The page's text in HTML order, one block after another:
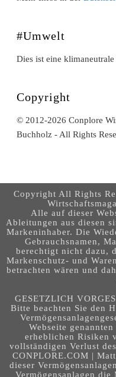
#Umwelt
Dies ist eine klimaneutrale
Copyright
© 2012-2026 Conplore
Buchholz - All Rights
Copyright All Rights
Alle auf dieser
Ableitungen aus diesen
Markeninhaber. Die
Gebrauchsnamen,
berechtigt nicht dazu,
Markenschutz- und
betrachten wären und
GESETZLICH
Bitte beachten Sie den
Webseite
erheblichen Risiken
vollständigen Verlust
CONPLORE.COM |
dieser
Vermögensanlagen